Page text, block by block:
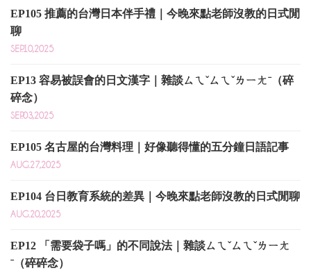
EP105 推薦的台灣日本伴手禮｜今晚來點老師沒教的日式閒
聊
SEP.10,2025
EP13 容易被誤會的日文漢字｜雜談ㄙㄟˇㄙㄟˇㄌㄧㄤˉ（碎
碎念）
SEP.03,2025
EP105 名古屋的台灣料理｜好像聽得懂的五分鐘日語記事
AUG.27,2025
EP104 台日教育系統的差異｜今晚來點老師沒教的日式閒聊
AUG.20,2025
EP12 「需要袋子嗎」的不同說法｜雜談ㄙㄟˇㄙㄟˇㄌㄧㄤ
ˉ（碎碎念）